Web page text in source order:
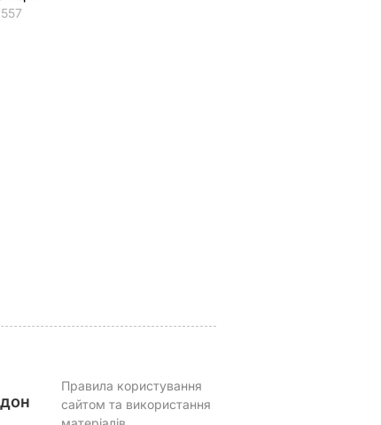
Правила користування
сайтом та використання